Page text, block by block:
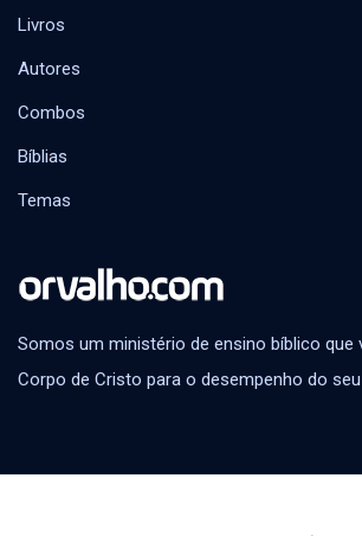
Somos um ministério de ensino bíblico que
Corpo de Cristo para o desempenho do
Livros
Autores
Combos
Bíblias
Temas